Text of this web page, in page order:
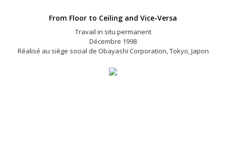
From Floor to Ceiling and Vice-Versa
Travail in situ permanent
Décembre 1998
Réalisé au siège social de Obayashi Corporation, Tokyo, Japon